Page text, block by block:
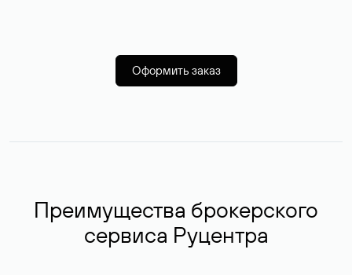
Оформить заказ
Преимущества брокерского
сервиса Руцентра